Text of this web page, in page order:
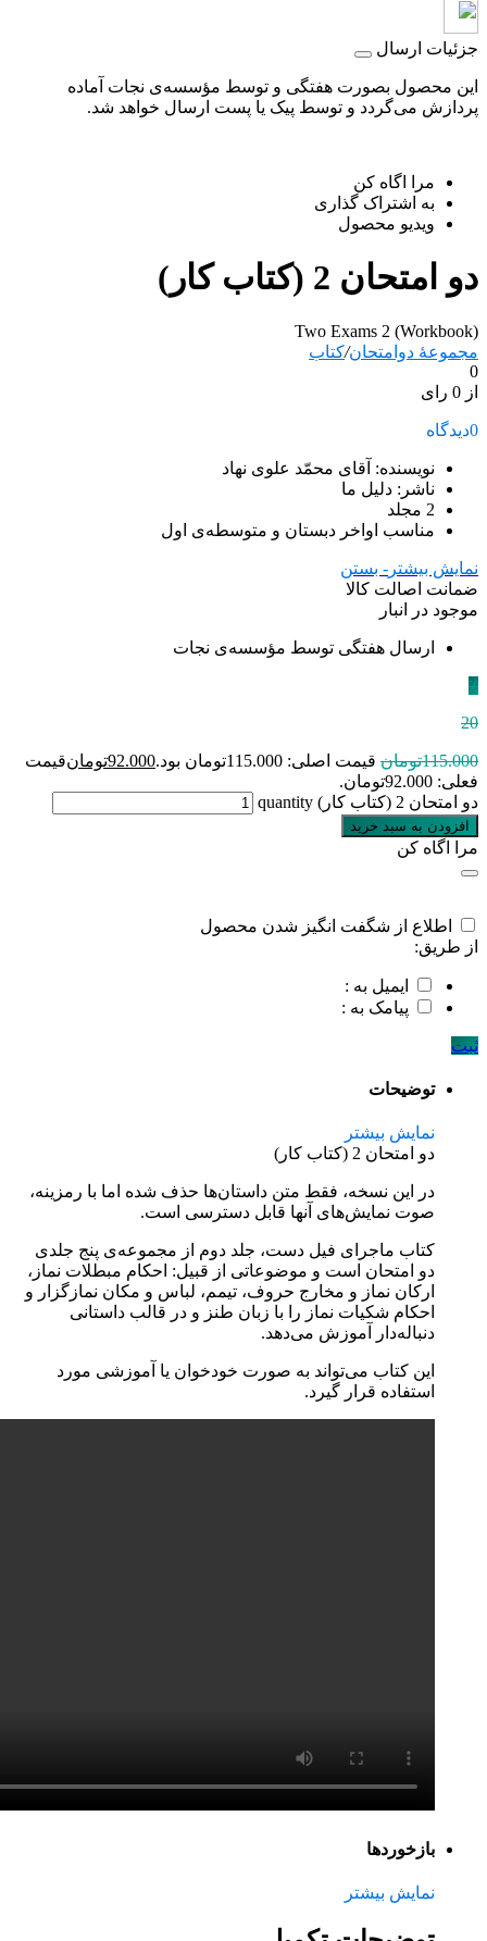
جزئیات ارسال
این محصول بصورت هفتگی و توسط مؤسسه‌ی نجات آماده
پردازش می‌گردد و توسط پیک یا پست ارسال خواهد شد.
مرا اگاه کن
به اشتراک گذاری
ویدیو محصول
دو امتحان 2 (کتاب کار)
Two Exams 2 (Workbook)
مجموعۀ دوامتحان/کتاب
0
از 0 رای
0دیدگاه
نویسنده: آقای محمّد علوی نهاد
ناشر: دلیل ما
2 مجلد
مناسب اواخر دبستان و متوسطه‌ی اول
نمایش بیشتر - بستن
ضمانت اصالت کالا
موجود در انبار
ارسال هفتگی توسط مؤسسه‌ی نجات
٪
20
115.000تومان قیمت اصلی: 115.000تومان بود. 92.000تومانقیمت
فعلی: 92.000تومان.
دو امتحان 2 (کتاب کار) quantity
افزودن به سبد خرید
مرا اگاه کن
اطلاع از شگفت انگیز شدن محصول
از طریق:
ایمیل به :
پیامک به :
ثبت
توضیحات
نمایش بیشتر
دو امتحان 2 (کتاب کار)
در این نسخه، فقط متن داستان‌ها حذف شده اما با رمزینه،
صوت نمایش‌های آنها قابل دسترسی است.
کتاب ماجرای فیل دست، جلد دوم از مجموعه‌ی پنج جلدی
دو امتحان است و موضوعاتی از قبیل: احکام مبطلات نماز،
ارکان نماز و مخارج حروف، تیمم، لباس و مکان نمازگزار و
احکام شکیات نماز را با زبان طنز و در قالب داستانی
دنباله‌دار آموزش می‌دهد.
این کتاب می‌تواند به صورت خودخوان یا آموزشی مورد
استفاده قرار گیرد.
‌بازخوردها
نمایش بیشتر